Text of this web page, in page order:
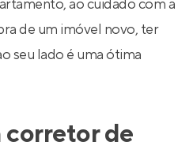
ao cuidado com a
de um imóvel novo, ter
seu lado é uma ótima
corretor de